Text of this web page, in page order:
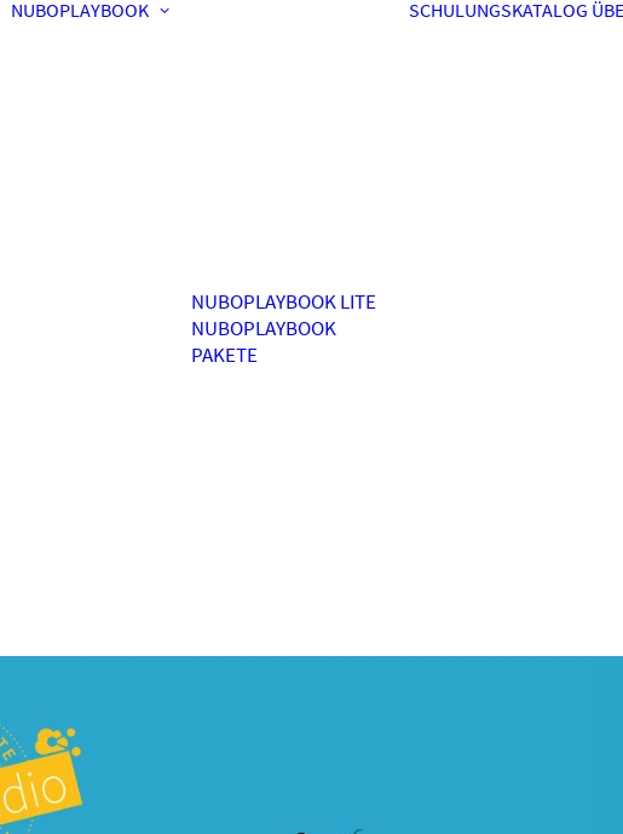
NUBOPLAYBOOK
NUBOPLAYBOOK LITE
NUBOPLAYBOOK
PAKETE
SCHULUNGSKATALOG